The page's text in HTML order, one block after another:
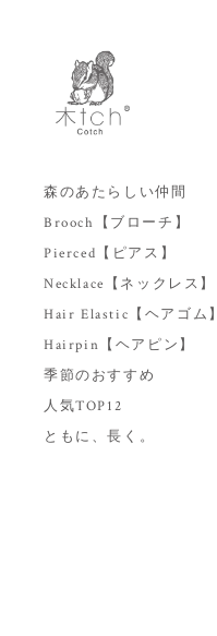
森のあたらしい仲間
Brooch【ブローチ】
Pierced【ピアス】
Necklace【ネックレス】
Hair Elastic【ヘアゴム】
Hairpin【ヘアピン】
季節のおすすめ
人気TOP12
ともに、長く。